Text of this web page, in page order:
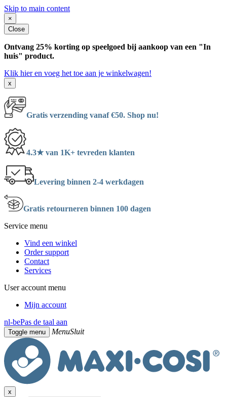
Skip to main content
×
Close
Ontvang 25% korting op speelgoed bij aankoop van een "In
huis" product.
Klik hier en voeg het toe aan je winkelwagen!
x
Gratis verzending vanaf €50. Shop nu!
4.3★ van 1K+ tevreden klanten
Levering binnen 2-4 werkdagen
Gratis retourneren binnen 100 dagen
Service menu
Vind een winkel
Order support
Contact
Services
User account menu
Mijn account
nl-bePas de taal aan
Toggle menu MenuSluit
x